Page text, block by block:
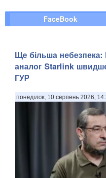
FaceBook
Ще більша небезпека:
аналог Starlink
ГУР
понеділок, 10 серпень 2026,